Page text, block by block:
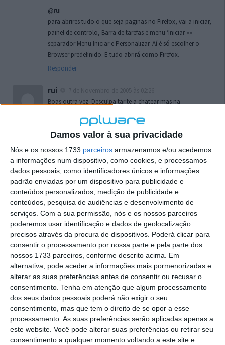
Damos valor à sua privacidade
Nós e os nossos 1733 parceiros armazenamos e/ou acedemos
a informações num dispositivo, como cookies, e processamos
dados pessoais, como identificadores únicos e informações
padrão enviadas por um dispositivo para publicidade e
conteúdos personalizados, medição de publicidade e
conteúdos, pesquisa de audiências e desenvolvimento de
serviços. Com a sua permissão, nós e os nossos parceiros
poderemos usar identificação e dados de geolocalização
precisos através da procura de dispositivos. Poderá clicar para
consentir o processamento por nossa parte e pela parte dos
nossos 1733 parceiros, conforme descrito acima. Em
alternativa, pode aceder a informações mais pormenorizadas e
alterar as suas preferências antes de consentir ou recusar o
consentimento. Tenha em atenção que algum processamento
dos seus dados pessoais poderá não exigir o seu
consentimento, mas que tem o direito de se opor a esse
processamento. As suas preferências serão aplicadas apenas a
este website. Você pode alterar suas preferências ou retirar seu
consentimento a qualquer momento voltando a este site e
@rui
para abrires tudo o que seja paginas no Firefox, vai a iniciar,
painel de controlo, Barra de tarefas e menu ‘Iniciar »»
separador Menu Iniciar e Personalizar. Aí é só escolher o
Browser predefinido. E tudo abrirá como Firefox.
Responder
rui
Boas outra vez. Desculpa tar te a chatear mas na
o firefox como browser predefenido
de control tudo e nada. Tou a comecar a desesperar, ate ja
tentei apagar o explorer na tentativa de forçar o uso do
firefox mas em vao. Kaso te lembres de outra dica fico
agradecido, caso contrario obrigado a mesma
Responder
Vítor M.
7 de Novembro de 2005 às 01:39
@Reporter
Desculpa mas o link funciona. Seja como for segue por mail
o MSn Messenger 8.
Responder
Vítor M.
7 de Novembro de 2005 às 11:21
@Rui
Tens de encontrar o que te falei. Faz da seguinte maneira,
janela iniciar e no topo dessa janela com o botão direito do
rato faz propriedades. Depois no separador Menu ‘Iniciar’
clica no botão ‘Personalizar’ aí encontrarás no separador
geral a opção para escolheres o Browser com que queres